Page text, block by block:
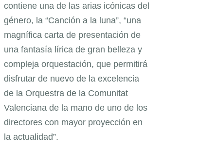
contiene una de las arias icónicas del
género, la “Canción a la luna”, “una
magnífica carta de presentación de
una fantasía lírica de gran belleza y
compleja orquestación, que permitirá
disfrutar de nuevo de la excelencia
de la Orquestra de la Comunitat
Valenciana de la mano de uno de los
directores con mayor proyección en
la actualidad”.